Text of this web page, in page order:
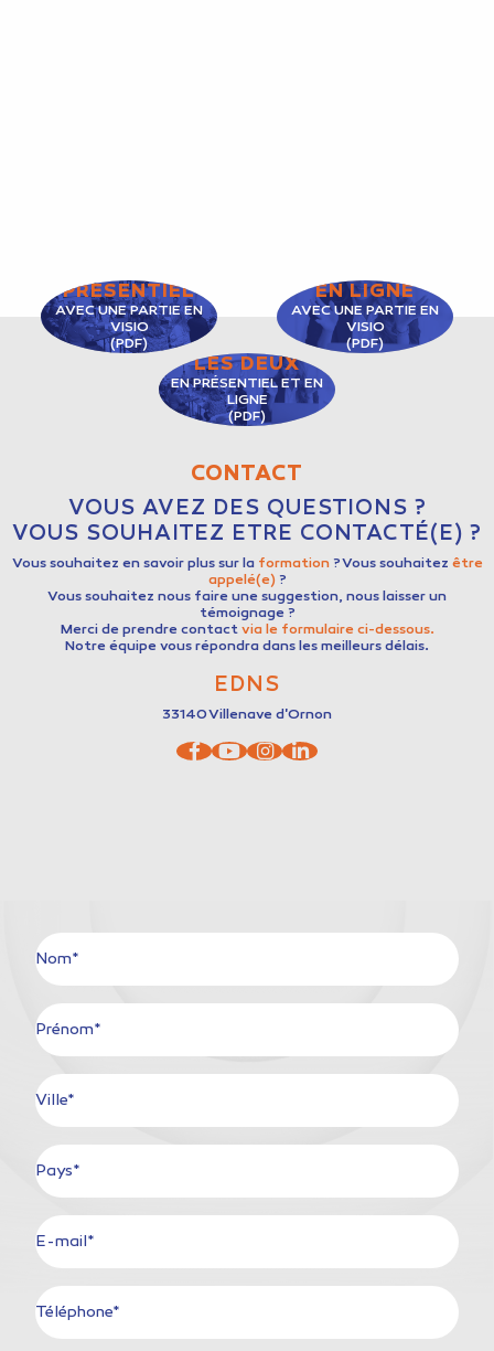
PRÉSENTIEL
AVEC UNE PARTIE EN
VISIO
(PDF)
EN LIGNE
AVEC UNE PARTIE EN
VISIO
(PDF)
LES DEUX
EN PRÉSENTIEL ET EN
LIGNE
(PDF)
CONTACT
VOUS AVEZ DES QUESTIONS ?
VOUS SOUHAITEZ ETRE CONTACTÉ(E) ?
Vous souhaitez en savoir plus sur laformation ? Vous souhaitez être
appelé(e)?
Vous souhaitez nous faire une suggestion, nous laisser un
témoignage ?
Merci de prendre contactvia le formulaire ci-dessous.
Notre équipe vous répondra dans les meilleurs délais.
EDNS
33140Villenave d'Ornon
Nom*
Prénom*
Ville*
Pays*
E-mail*
Téléphone*